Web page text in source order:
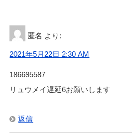
匿名 より:
2021年5月22日 2:30 AM
186695587
リュウメイ遅延6お願いします
返信